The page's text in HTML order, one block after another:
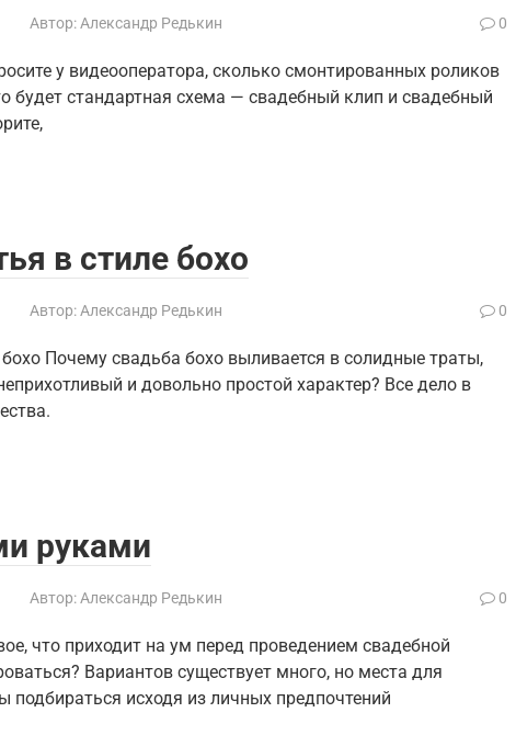
Автор: Александр Редькин 0
у видеооператора, сколько смонтированных роликов
будет стандартная схема — свадебный клип и свадебный
в стиле бохо
Автор: Александр Редькин 0
Почему свадьба бохо выливается в солидные траты,
и довольно простой характер? Все дело в
руками
Автор: Александр Редькин 0
что приходит на ум перед проведением свадебной
Вариантов существует много, но места для
подбираться исходя из личных предпочтений